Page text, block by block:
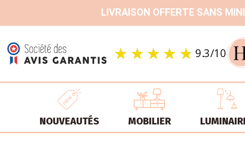
LIVRAISON OFFERTE SANS
NOUVEAUTÉS MOBILIER